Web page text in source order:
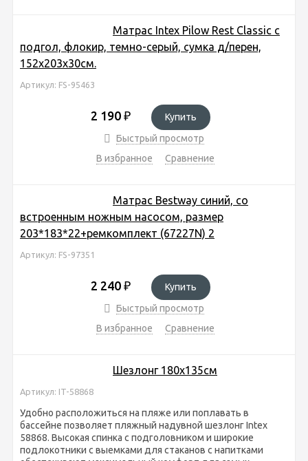
Матрас Intex Pilow Rest Classic с
подгол, флокир, темно-серый, сумка д/перен,
152х203х30см.
Артикул: FS-95463
2 190 ₽
Купить
Быстрый просмотр
В избранное
Сравнение
Матрас Bestway синий, со
встроенным ножным насосом, размер
203*183*22+ремкомплект (67227N) 2
Артикул: FS-97351
2 240 ₽
Купить
Быстрый просмотр
В избранное
Сравнение
Шезлонг 180х135см
Артикул: IT-58868
Удобно расположиться на пляже или поплавать в
бассейне позволяет пляжный надувной шезлонг Intex
58868. Высокая спинка с подголовником и широкие
подлокотники с выемками для стаканов с напитками